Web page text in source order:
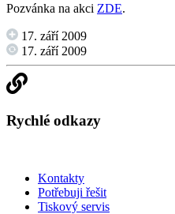
Pozvánka na akci ZDE.
17. září 2009
17. září 2009
Rychlé odkazy
Kontakty
Potřebuji řešit
Tiskový servis